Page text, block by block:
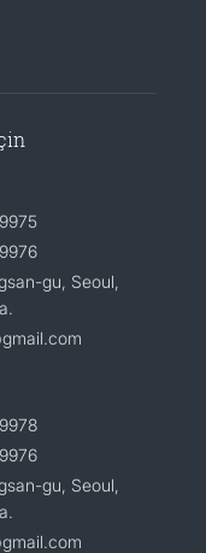
gu, Seoul,
gu, Seoul,